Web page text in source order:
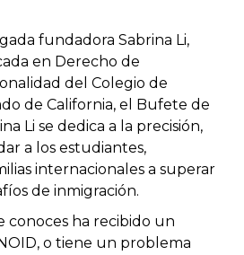
fundadora Sabrina Li,
en Derecho de
del Colegio de
de California, el Bufete de
Li se dedica a la precisión,
a los estudiantes,
internacionales a superar
de inmigración.
conoces ha recibido un
o tiene un problema